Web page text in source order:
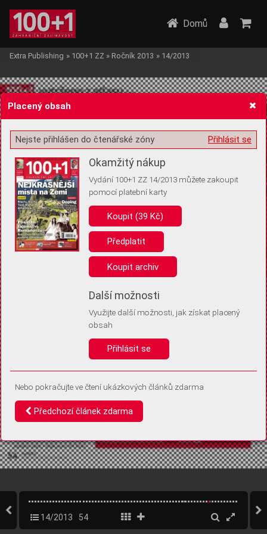
Žádost o souhlas s ukládáním volitelných informací
Pro základní fungování webu nepotřebujeme ukládat žádné informace
(tzv. cookies apod.). Rádi bychom vás ale požádali o souhlas s
uložením volitelných informací:
Anonymní unikátní ID
Díky němu příště poznáme, že se jedná o stejné zařízení, a
Identifikátor je zcela anonymní.
Vaše souhlasy a odmítnutí si ukládáme do vašeho zařízení, abychom se
vás už příště znovu neptali. Můžete je kdykoli později upravit ve Správě
Domů
Extra Publishing » 100+1 ZZ » Ročník 2013 » 14/2013
14/2013 54
Placený obsah
Přihlásit se
Nejste přihlášen do čtenářské zóny
Okamžitý nákup
Vydání 100+1 ZZ 14/2013 můžete zakoupit
pomocí platební karty
Koupit (39 Kč)
Předplatit
Koupit archiv
Další možnosti
Využijte další možnosti, jak získat placený
obsah
Přihlásit se
Nebo pokračujte ve čtení ukázkových článků zdarma
Předchozí článek zdarma